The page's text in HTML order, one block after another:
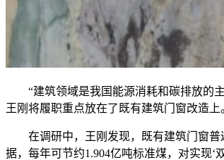
“建筑领域是我国能源消耗和碳排放的主
王刚将履职重点放在了既有建筑门窗改造上
在调研中，王刚发现，既有建筑门窗普
据，每年可节约1.904亿吨标准煤，对实现‘